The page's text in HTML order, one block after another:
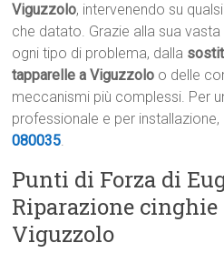
Viguzzolo, intervenendo su
che datato. Grazie alla sua
ogni tipo di problema, dalla
tapparelle a Viguzzolo o delle
meccanismi più complessi. Per
professionale e per
080035.
Punti di Forza di
Riparazione
Viguzzolo